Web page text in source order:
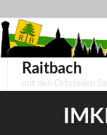
Skip
to
contentRaitbach
mit den Ortsteilen